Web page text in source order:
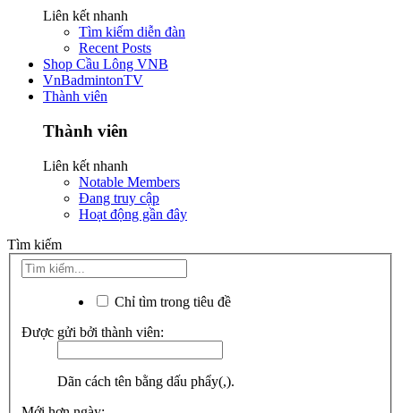
Liên kết nhanh
Tìm kiếm diễn đàn
Recent Posts
Shop Cầu Lông VNB
VnBadmintonTV
Thành viên
Thành viên
Liên kết nhanh
Notable Members
Đang truy cập
Hoạt động gần đây
Tìm kiếm
Chỉ tìm trong tiêu đề
Được gửi bởi thành viên:
Dãn cách tên bằng dấu phẩy(,).